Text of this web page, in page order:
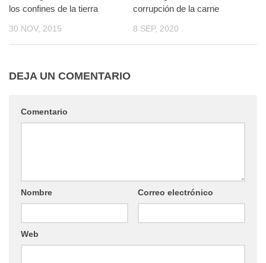
los confines de la tierra
30 NOV, 2015
corrupción de la carne
8 SEP, 2020
DEJA UN COMENTARIO
Comentario
Nombre Correo electrónico
Web